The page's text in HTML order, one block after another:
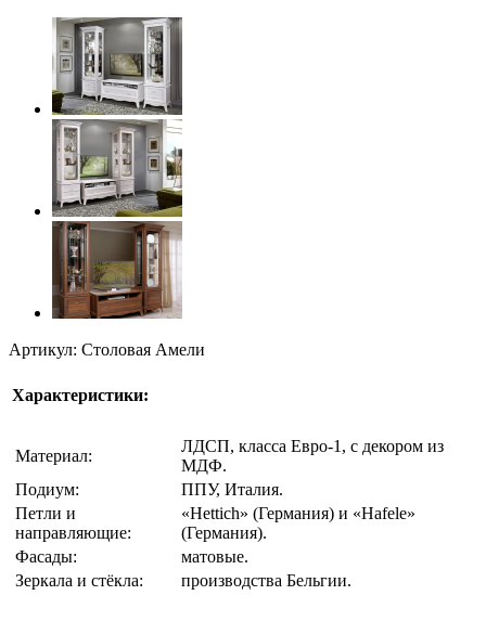
Артикул: Столовая Амели
Характеристики:
Материал:
ЛДСП, класса Евро-1, с декором из
МДФ.
Подиум:
ППУ, Италия.
Петли и
направляющие:
«Hettich» (Германия) и «Hafele»
(Германия).
Фасады:
матовые.
Зеркала и стёкла:
производства Бельгии.